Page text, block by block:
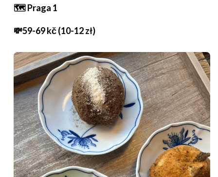
🗺️ Praga 1
💸59-69 kč (10-12 zł)